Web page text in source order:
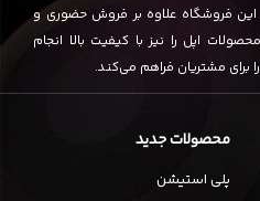
این فروشگاه علاوه بر فروش حضوری و
اپل را نیز با کیفیت بالا انجام
برای مشتریان فراهم می‌کند.
محصولات جدید
پلی استیشن